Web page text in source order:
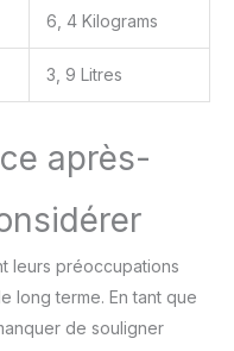
6, 4 Kilograms
3, 9 Litres
après-
leurs préoccupations
long terme. En tant que
de souligner